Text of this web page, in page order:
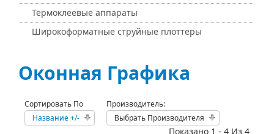
Термоклеевые аппараты
Широкоформатные струйные плоттеры
Оконная Графика
Сортировать По
Название +/-
Производитель:
Выбрать Производителя
Показано 1 - 4 Из 4